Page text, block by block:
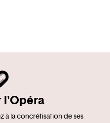
l'Opéra
à la concrétisation de ses